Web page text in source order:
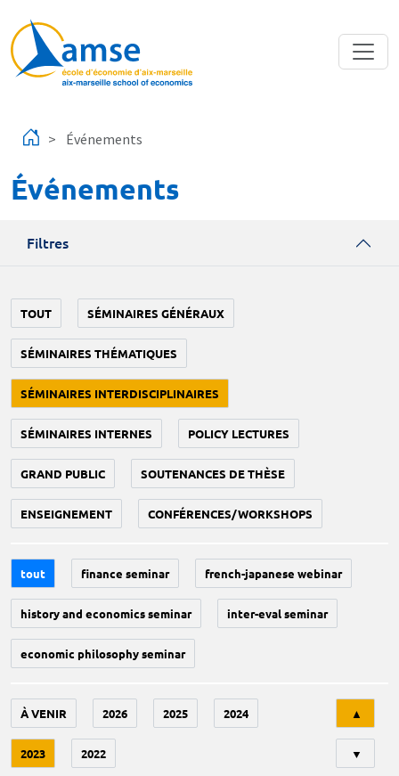
Événements
Événements
Filtres
TOUT SÉMINAIRES GÉNÉRAUX
SÉMINAIRES THÉMATIQUES
SÉMINAIRES INTERDISCIPLINAIRES
SÉMINAIRES INTERNES POLICY LECTURES
GRAND PUBLIC SOUTENANCES DE THÈSE
ENSEIGNEMENT CONFÉRENCES/WORKSHOPS
tout finance seminar french-japanese webinar
history and economics seminar inter-eval seminar
economic philosophy seminar
À VENIR 2026 2025 2024
2023 2022
▲
▼